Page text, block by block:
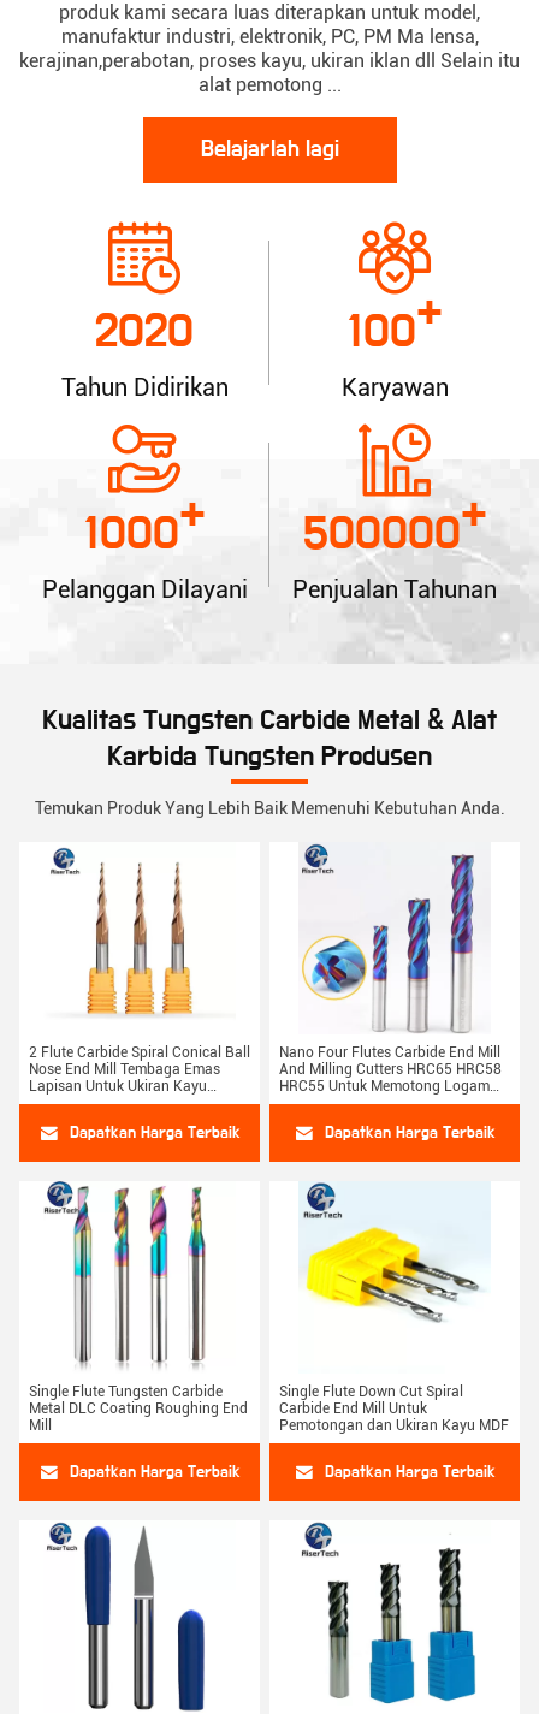
produk kami secara luas diterapkan untuk model,
manufaktur industri, elektronik, PC, PM Ma lensa,
kerajinan,perabotan, proses kayu, ukiran iklan dll Selain itu
alat pemotong ...
Belajarlah lagi
2020
Tahun Didirikan
100+
Karyawan
1000+
Pelanggan Dilayani
500000+
Penjualan Tahunan
Kualitas Tungsten Carbide Metal & Alat
Karbida Tungsten Produsen
Temukan Produk Yang Lebih Baik Memenuhi Kebutuhan Anda.
2 Flute Carbide Spiral Conical Ball
Nose End Mill Tembaga Emas
Lapisan Untuk Ukiran Kayu
Logam
Dapatkan Harga Terbaik
Nano Four Flutes Carbide End Mill
And Milling Cutters HRC65 HRC58
HRC55 Untuk Memotong Logam
Baja
Dapatkan Harga Terbaik
Single Flute Tungsten Carbide
Metal DLC Coating Roughing End
Mill
Dapatkan Harga Terbaik
Single Flute Down Cut Spiral
Carbide End Mill Untuk
Pemotongan dan Ukiran Kayu MDF
Dapatkan Harga Terbaik